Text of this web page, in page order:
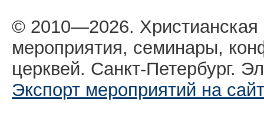
© 2010—2026.
мероприятия, семинары,
церквей. Санкт-Петербург.
Экспорт мероприятий на сайт